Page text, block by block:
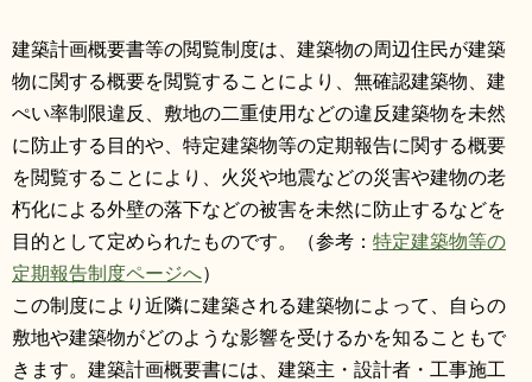
リンク集 利用ガイド
RSS プライバシーポリシー
サイトについて
閉じる
建築計画概要書等の閲覧制度は、建築物の周辺住民が建築
物に関する概要を閲覧することにより、無確認建築物、建
ぺい率制限違反、敷地の二重使用などの違反建築物を未然
に防止する目的や、特定建築物等の定期報告に関する概要
を閲覧することにより、火災や地震などの災害や建物の老
朽化による外壁の落下などの被害を未然に防止するなどを
目的として定められたものです。（参考： 特定建築物等の
定期報告制度ページへ）
この制度により近隣に建築される建築物によって、自らの
敷地や建築物がどのような影響を受けるかを知ることもで
きます。建築計画概要書には、建築主・設計者・工事施工